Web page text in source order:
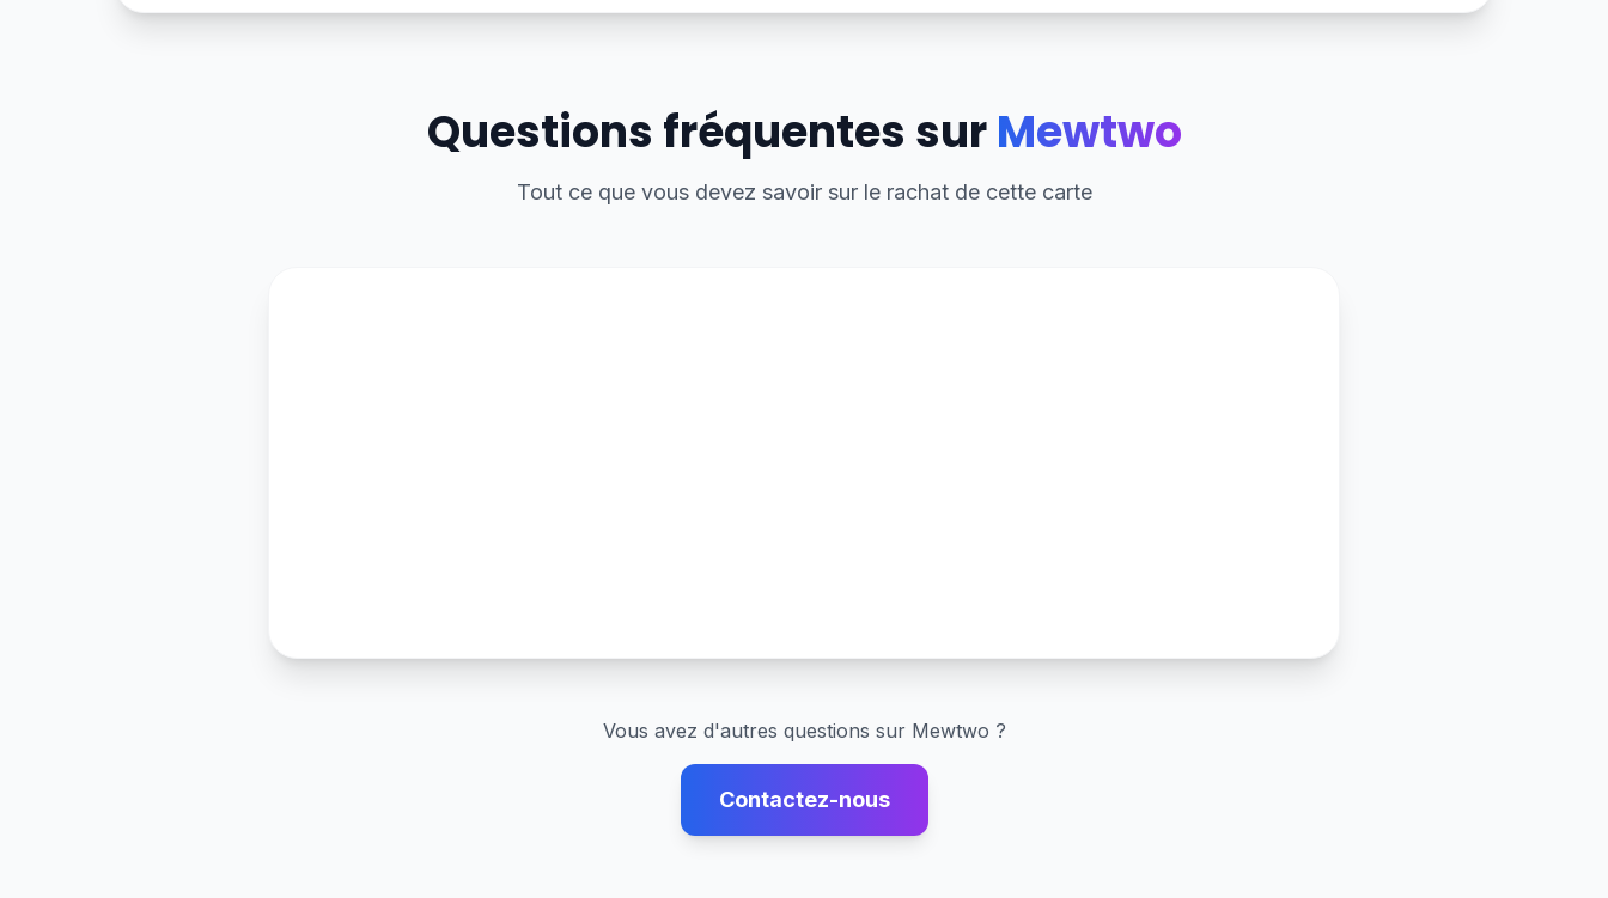
Questions fréquentes sur Mewtwo
Tout ce que vous devez savoir sur le rachat de cette carte
Vous avez d'autres questions sur Mewtwo ?
Contactez-nous